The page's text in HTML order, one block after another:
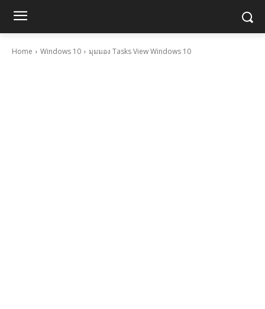
Home Windows 10 มุมมอง Tasks View Windows 10